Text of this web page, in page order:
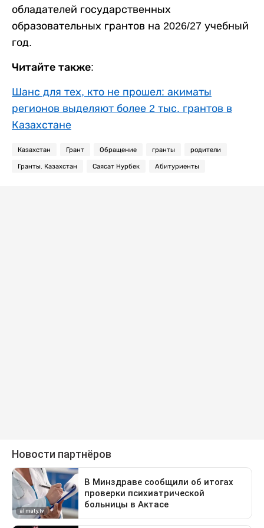
обладателей государственных
образовательных грантов на 2026/27 учебный
год.
Читайте также:
Шанс для тех, кто не прошел: акиматы
регионов выделяют более 2 тыс. грантов в
Казахстане
Казахстан Грант Обращение гранты родители
Гранты. Казахстан Саясат Нурбек Абитуриенты